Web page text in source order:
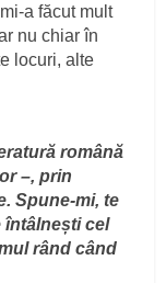
a făcut mult
nu chiar în
locuri, alte
română
–, prin
Spune-mi, te
întâlnești cel
rând când